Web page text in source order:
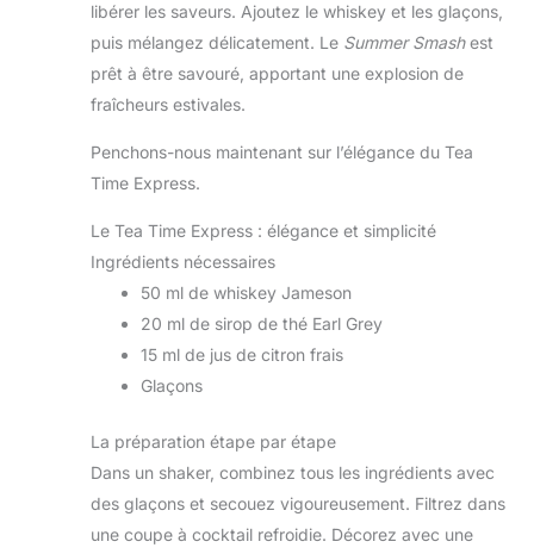
libérer les saveurs. Ajoutez le whiskey et les glaçons,
puis mélangez délicatement. Le Summer Smashest
prêt à être savouré, apportant une explosion de
fraîcheurs estivales.
Penchons-nous maintenant sur l’élégance du Tea
Time Express.
Le Tea Time Express : élégance et simplicité
Ingrédients nécessaires
50 ml de whiskey Jameson
20 ml de sirop de thé Earl Grey
15 ml de jus de citron frais
Glaçons
La préparation étape par étape
Dans un shaker, combinez tous les ingrédients avec
des glaçons et secouez vigoureusement. Filtrez dans
une coupe à cocktail refroidie. Décorez avec une